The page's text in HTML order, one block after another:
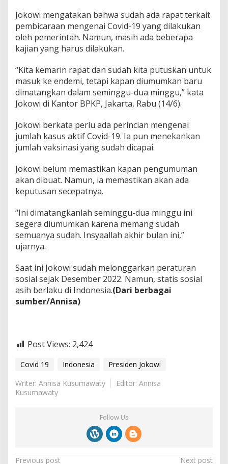
Jokowi mengatakan bahwa sudah ada rapat terkait
pembicaraan mengenai Covid-19 yang dilakukan
oleh pemerintah. Namun, masih ada beberapa
kajian yang harus dilakukan.
“Kita kemarin rapat dan sudah kita putuskan untuk
masuk ke endemi, tetapi kapan diumumkan baru
dimatangkan dalam seminggu-dua minggu,” kata
Jokowi di Kantor BPKP, Jakarta, Rabu (14/6).
Jokowi berkata perlu ada perincian mengenai
jumlah kasus aktif Covid-19. Ia pun menekankan
jumlah vaksinasi yang sudah dicapai.
Jokowi belum memastikan kapan pengumuman
akan dibuat. Namun, ia memastikan akan ada
keputusan secepatnya.
“Ini dimatangkanlah seminggu-dua minggu ini
segera diumumkan karena memang sudah
semuanya sudah. Insyaallah akhir bulan ini,”
ujarnya.
Saat ini Jokowi sudah melonggarkan peraturan
sosial sejak Desember 2022. Namun, statis sosial
asih berlaku di Indonesia.(Dari berbagai
sumber/Annisa)
Post Views: 2,424
Covid 19 Indonesia
Presiden Jokowi
Writer: Annisa Kusumawaty
Editor: Annisa
Kusumawaty
Follow Us
Previous post
Next post